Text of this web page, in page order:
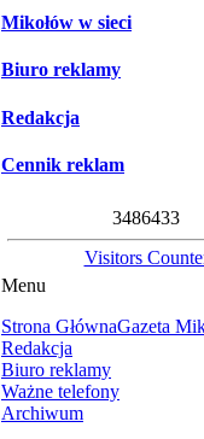
Mikołów w sieci
Biuro reklamy
Redakcja
Cennik reklam
3486433
Visitors
Menu
Strona GłównaGazeta
Redakcja
Biuro reklamy
Ważne telefony
Archiwum